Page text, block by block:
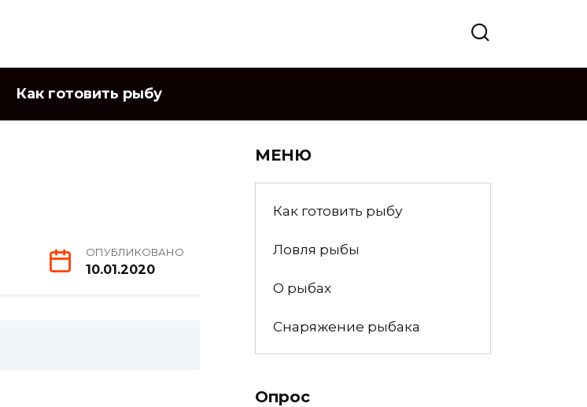
Как готовить рыбу
ОПУБЛИКОВАНО
10.01.2020
МЕНЮ
Как готовить рыбу
Ловля рыбы
О рыбах
Снаряжение рыбака
Опрос